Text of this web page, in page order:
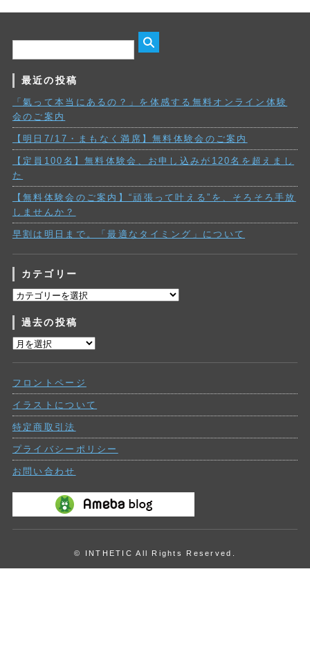
最近の投稿
「氣って本当にあるの？」を体感する無料オンライン体験
会のご案内
【明日7/17・まもなく満席】無料体験会のご案内
【定員100名】無料体験会、お申し込みが120名を超えまし
た
【無料体験会のご案内】“頑張って叶える”を、そろそろ手放
しませんか？
早割は明日まで。「最適なタイミング」について
カテゴリー
カ
ゴ
リ
ー
過去の投稿
過
投
稿
フロントページ
イラストについて
特定商取引法
プライバシーポリシー
お問い合わせ
© INTHETIC All Rights Reserved.